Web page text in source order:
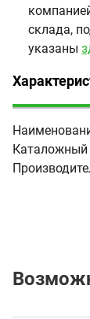
склада,
указаны
(активная
Каталожный